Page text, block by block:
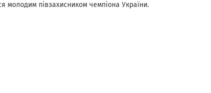
молодим півзахисником чемпіона України.